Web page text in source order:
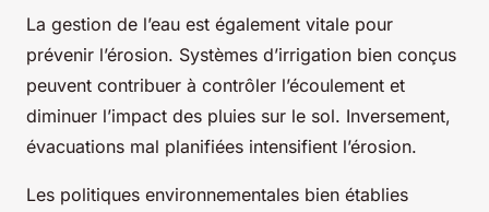
La gestion de l’eau est également vitale pour
prévenir l’érosion. Systèmes d’irrigation bien conçus
peuvent contribuer à contrôler l’écoulement et
diminuer l’impact des pluies sur le sol. Inversement,
évacuations mal planifiées intensifient l’érosion.
Les politiques environnementales bien établies